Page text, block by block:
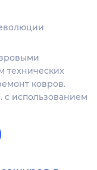
технических
ковров.
с использованием